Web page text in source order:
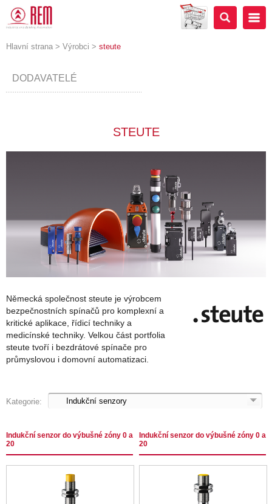
Hlavní strana > Výrobci > steute
DODAVATELÉ
STEUTE
Německá společnost steute je výrobcem
bezpečnostních spínačů pro komplexní a
kritické aplikace, řídicí techniky a
medicínské techniky. Velkou část portfolia
steute tvoří i bezdrátové spínače pro
průmyslovou i domovní automatizaci.
Kategorie:
Indukční senzor do výbušné zóny 0 a
20
Indukční senzor do výbušné zóny 0 a
20